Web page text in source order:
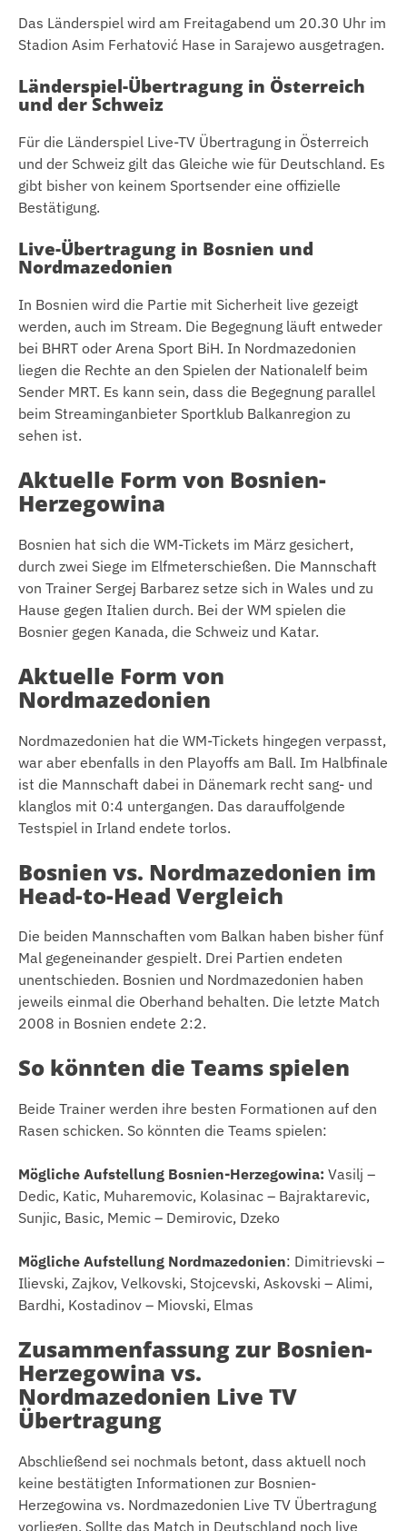
Das Länderspiel wird am Freitagabend um 20.30 Uhr im
Stadion Asim Ferhatović Hase in Sarajewo ausgetragen.
Länderspiel-Übertragung in Österreich
und der Schweiz
Für die Länderspiel Live-TV Übertragung in Österreich
und der Schweiz gilt das Gleiche wie für Deutschland. Es
gibt bisher von keinem Sportsender eine offizielle
Bestätigung.
Live-Übertragung in Bosnien und
Nordmazedonien
In Bosnien wird die Partie mit Sicherheit live gezeigt
werden, auch im Stream. Die Begegnung läuft entweder
bei BHRT oder Arena Sport BiH. In Nordmazedonien
liegen die Rechte an den Spielen der Nationalelf beim
Sender MRT. Es kann sein, dass die Begegnung parallel
beim Streaminganbieter Sportklub Balkanregion zu
sehen ist.
Aktuelle Form von Bosnien-
Herzegowina
Bosnien hat sich die WM-Tickets im März gesichert,
durch zwei Siege im Elfmeterschießen. Die Mannschaft
von Trainer Sergej Barbarez setze sich in Wales und zu
Hause gegen Italien durch. Bei der WM spielen die
Bosnier gegen Kanada, die Schweiz und Katar.
Aktuelle Form von
Nordmazedonien
Nordmazedonien hat die WM-Tickets hingegen verpasst,
war aber ebenfalls in den Playoffs am Ball. Im Halbfinale
ist die Mannschaft dabei in Dänemark recht sang- und
klanglos mit 0:4 untergangen. Das darauffolgende
Testspiel in Irland endete torlos.
Bosnien vs. Nordmazedonien im
Head-to-Head Vergleich
Die beiden Mannschaften vom Balkan haben bisher fünf
Mal gegeneinander gespielt. Drei Partien endeten
unentschieden. Bosnien und Nordmazedonien haben
jeweils einmal die Oberhand behalten. Die letzte Match
2008 in Bosnien endete 2:2.
So könnten die Teams spielen
Beide Trainer werden ihre besten Formationen auf den
Rasen schicken. So könnten die Teams spielen:
Mögliche Aufstellung Bosnien-Herzegowina: Vasilj –
Dedic, Katic, Muharemovic, Kolasinac – Bajraktarevic,
Sunjic, Basic, Memic – Demirovic, Dzeko
Mögliche Aufstellung Nordmazedonien: Dimitrievski –
Ilievski, Zajkov, Velkovski, Stojcevski, Askovski – Alimi,
Bardhi, Kostadinov – Miovski, Elmas
Zusammenfassung zur Bosnien-
Herzegowina vs.
Nordmazedonien Live TV
Übertragung
Abschließend sei nochmals betont, dass aktuell noch
keine bestätigten Informationen zur Bosnien-
Herzegowina vs. Nordmazedonien Live TV Übertragung
vorliegen. Sollte das Match in Deutschland noch live